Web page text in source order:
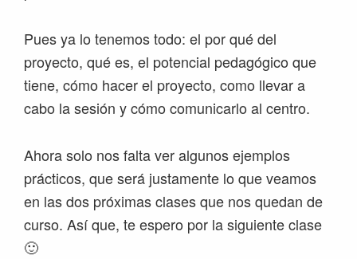
Pues ya lo tenemos todo: el por qué del
proyecto, qué es, el potencial pedagógico que
tiene, cómo hacer el proyecto, como llevar a
cabo la sesión y cómo comunicarlo al centro.
Ahora solo nos falta ver algunos ejemplos
prácticos, que será justamente lo que veamos
en las dos próximas clases que nos quedan de
curso. Así que, te espero por la siguiente clase
🙂